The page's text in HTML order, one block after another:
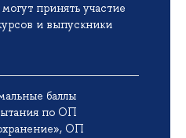
принять участие
и выпускники
баллы
по ОП
ОП